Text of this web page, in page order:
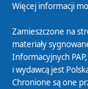
Organizacje
Cyfryzacja DAB+
Polityka ochrony
Abonament
Zamówienia
Więcej informacji
Zamieszczone na
materiały
Informacyjnych
i wydawcą jest
Chronione są one